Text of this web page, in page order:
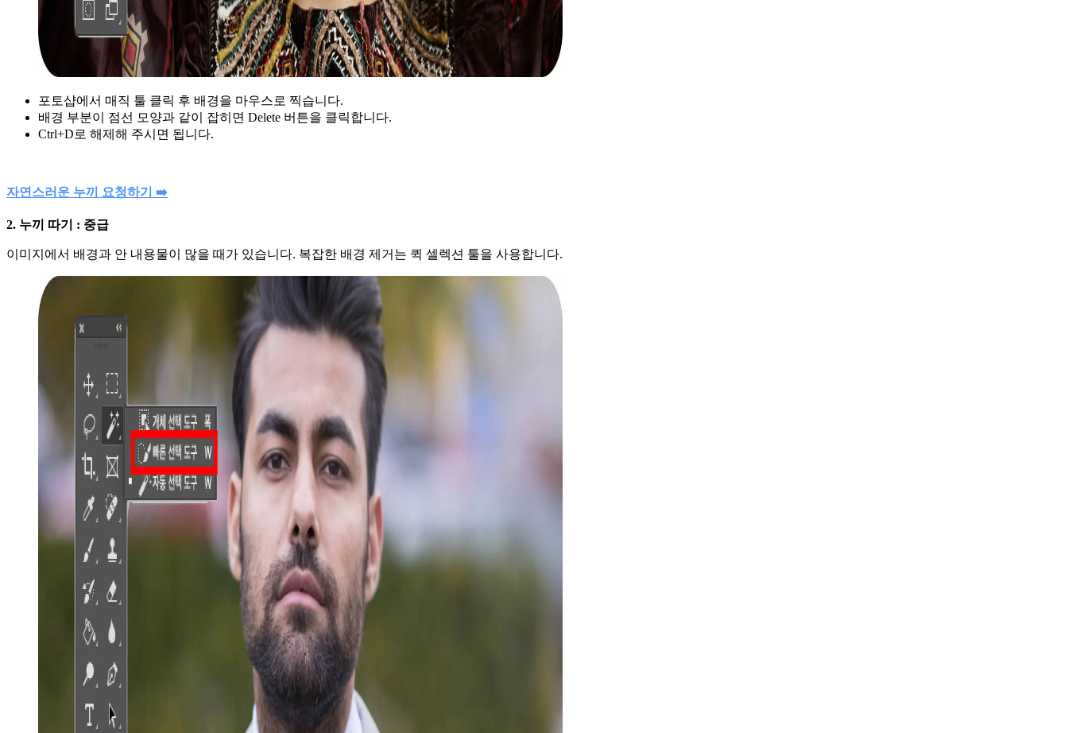
포토샵에서 매직 툴 클릭 후 배경을 마우스로 찍습니다.
배경 부분이 점선 모양과 같이 잡히면 Delete 버튼을 클릭합니다.
Ctrl+D로 해제해 주시면 됩니다.
자연스러운 누끼 요청하기 ➡️
2. 누끼 따기 : 중급
이미지에서 배경과 안 내용물이 많을 때가 있습니다. 복잡한 배경 제거는 퀵 셀렉션 툴을 사용합니다.